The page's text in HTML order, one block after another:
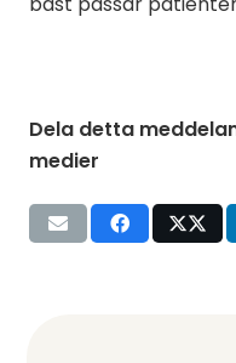
Dela detta
medier